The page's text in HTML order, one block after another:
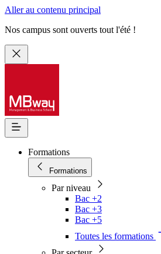
Aller au contenu principal
Nos campus sont ouverts tout l'été !
Formations
Formations
Par niveau
Bac +2
Bac +3
Bac +5
Toutes les formations